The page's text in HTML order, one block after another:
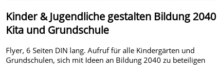
Kinder & Jugendliche gestalten Bildung
Kita und Grundschule
Flyer, 6 Seiten DIN lang. Aufruf für alle Kindergärten und
Grundschulen, sich mit Ideen an Bildung 2040 zu beteiligen